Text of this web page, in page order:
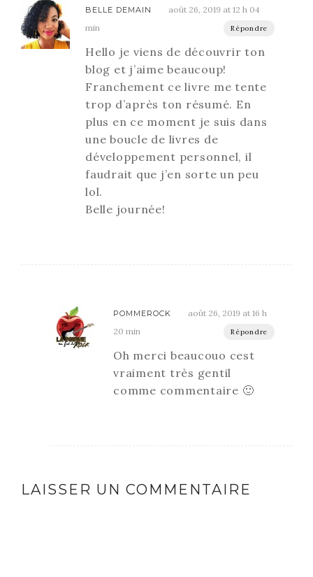
BELLE DEMAIN
août 26, 2019 at 12 h 04
min
Répondre
Hello je viens de découvrir ton
blog et j’aime beaucoup!
Franchement ce livre me tente
trop d’après ton résumé. En
plus en ce moment je suis dans
une boucle de livres de
développement personnel, il
faudrait que j’en sorte un peu
lol.
Belle journée!
POMMEROCK
août 26, 2019 at 16 h
20 min
Répondre
Oh merci beaucouo cest
vraiment très gentil
comme commentaire 🙂
LAISSER UN COMMENTAIRE